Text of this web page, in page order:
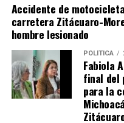
Me gusta esto:
Accidente de
carretera Zitácuaro-
hombre lesionado
POLÍTICA
Fabiola
final del
para la